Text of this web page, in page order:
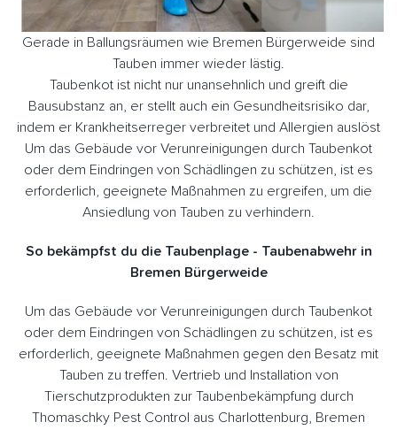
Gerade in Ballungsräumen wie Bremen Bürgerweide sind
Tauben immer wieder lästig.
Taubenkot ist nicht nur unansehnlich und greift die
Bausubstanz an, er stellt auch ein Gesundheitsrisiko dar,
indem er Krankheitserreger verbreitet und Allergien auslöst
Um das Gebäude vor Verunreinigungen durch Taubenkot
oder dem Eindringen von Schädlingen zu schützen, ist es
erforderlich, geeignete Maßnahmen zu ergreifen, um die
Ansiedlung von Tauben zu verhindern.
So bekämpfst du die Taubenplage - Taubenabwehr in
Bremen Bürgerweide
Um das Gebäude vor Verunreinigungen durch Taubenkot
oder dem Eindringen von Schädlingen zu schützen, ist es
erforderlich, geeignete Maßnahmen gegen den Besatz mit
Tauben zu treffen. Vertrieb und Installation von
Tierschutzprodukten zur Taubenbekämpfung durch
Thomaschky Pest Control aus Charlottenburg, Bremen